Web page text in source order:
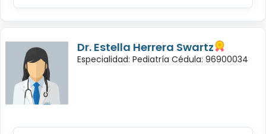
Dr. Estella Herrera Swartz
Especialidad: Pediatría Cédula: 96900034